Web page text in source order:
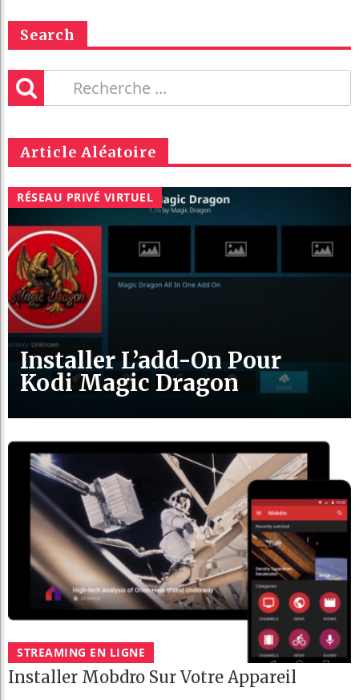
Search
Article Aléatoire
RÉSEAU PRIVÉ VIRTUEL
Installer L’add-On Pour
Kodi Magic Dragon
STREAMING EN LIGNE
Installer Mobdro Sur Votre Appareil